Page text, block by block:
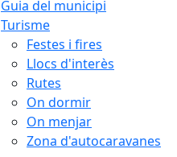
Guia del municipi
Turisme
Festes i fires
Llocs d'interès
Rutes
On dormir
On menjar
Zona d'autocaravanes